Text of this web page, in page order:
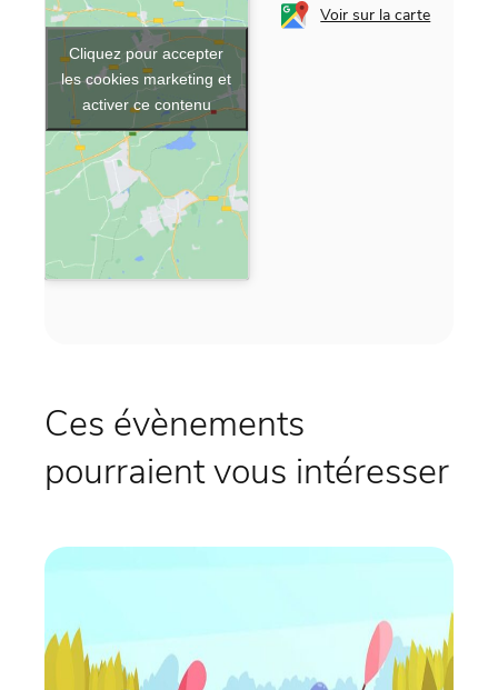
Voir sur la carte
Cliquez pour accepter
les cookies marketing et
activer ce contenu
Ces évènements
pourraient vous intéresser